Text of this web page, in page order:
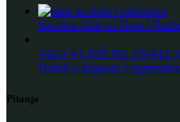
Savršen Alat za Dom i
AKO VI JOŠ NE ZNATE
Hoteli u avgustu i
Pitanja